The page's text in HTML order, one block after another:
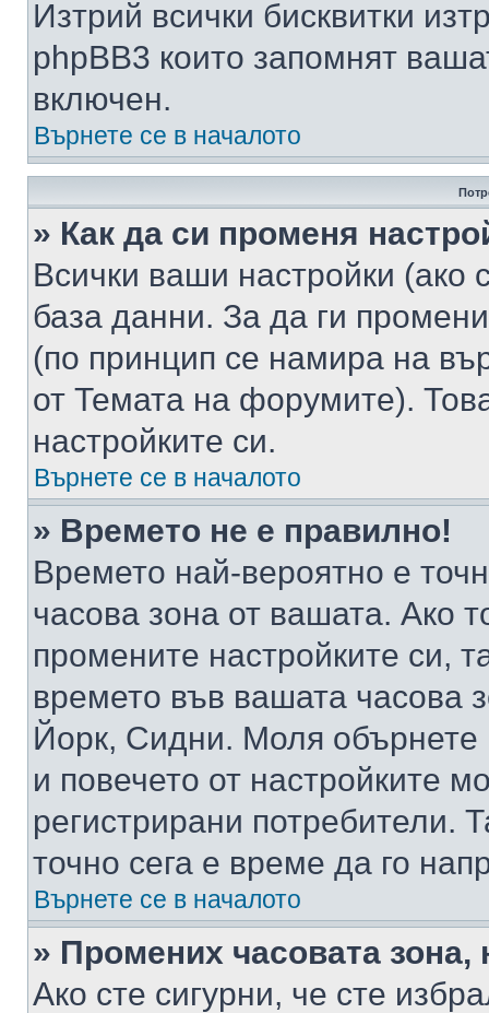
Изтрий всички бисквитки
phpBB3 които запомнят
включен.
Върнете се в началото
» Как да си променя
Всички ваши настройки (ако
база данни. За да ги
(по принцип се намира на
от Темата на форумите).
настройките си.
Върнете се в началото
» Времето не е правилно!
Времето най-вероятно е
часова зона от вашата. Ако
промените настройките си,
времето във вашата
Йорк, Сидни. Моля обърнете
и повечето от настройките
регистрирани потребители.
точно сега е време да го
Върнете се в началото
» Промених часовата
Ако сте сигурни, че сте